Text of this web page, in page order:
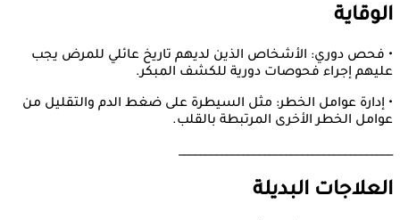
الوقاية
• فحص دوري: الأشخاص الذين لديهم تاريخ عائلي للمرض يجب
عليهم إجراء فحوصات دورية للكشف المبكر.
• إدارة عوامل الخطر: مثل السيطرة على ضغط الدم والتقليل من
عوامل الخطر الأخرى المرتبطة بالقلب.
________________________________________
العلاجات البديلة